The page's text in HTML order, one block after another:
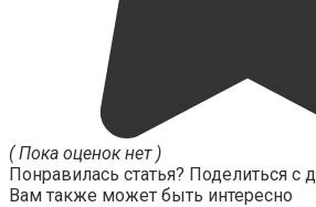
( Пока оценок нет )
Понравилась статья? Поделиться с
Вам также может быть интересно